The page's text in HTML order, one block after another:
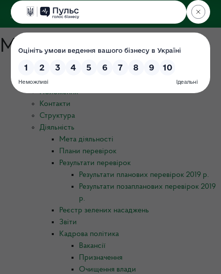
ДЕРЖЕКОІНСПЕКЦІЯ
у Чернігівській області
Мапа порталу
Про ДЕІ
Керівництво
Положення
Контакти
Структура
Діяльність
Мета діяльності
Плани перевірок
Результати перевірок
Результати планових перевірок 2019 р.
Результати позапланових перевірок 2019
р.
Реєстр зелених насаджень
Звіти
Кадрова політика
Вакансії
Призначення
Очищення влади